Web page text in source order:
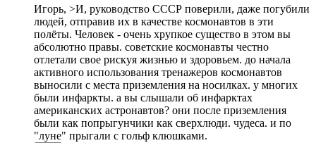
Игорь, >И, руководство СССР поверили, даже погубили
людей, отправив их в качестве космонавтов в эти
полёты. Человек - очень хрупкое существо в этом вы
абсолютно правы. советские космонавты честно
отлетали свое рискуя жизнью и здоровьем. до начала
активного использования тренажеров космонавтов
выносили с места приземления на носилках. у многих
были инфаркты. а вы слышали об инфарктах
американских астронавтов? они после приземления
были как попрыгунчики как сверхлюди. чудеса. и по
"луне" прыгали с гольф клюшками.